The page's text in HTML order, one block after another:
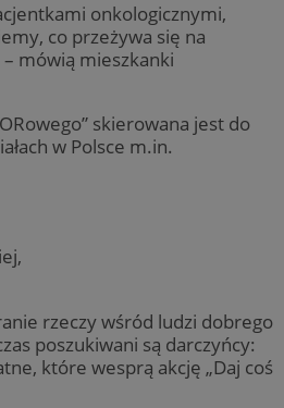
onkologicznymi,
co przeżywa się na
mówią mieszkanki
skierowana jest do
w Polsce m.in.
rzeczy wśród ludzi dobrego
poszukiwani są darczyńcy:
które wesprą akcję „Daj coś